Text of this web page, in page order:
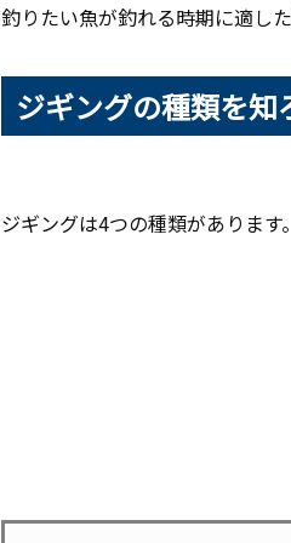
釣りたい魚が釣れる時期に適し
ジギングの種類を知
ジギングは4つの種類があります。